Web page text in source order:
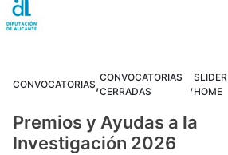
CONVOCATORIAS,CONVOCATORIAS
CERRADAS
,SLIDER
HOME
Premios y Ayudas a la
Investigación 2026